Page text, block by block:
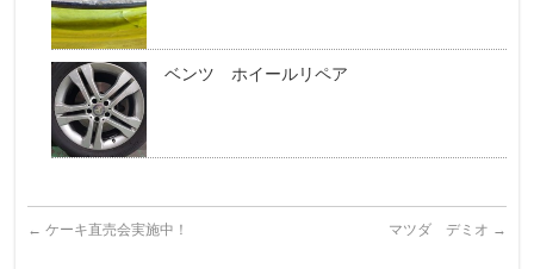
ベンツ ホイールリペア
← ケーキ直売会実施中！ マツダ デミオ →